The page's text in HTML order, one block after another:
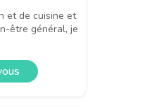
et de cuisine et
être général, je